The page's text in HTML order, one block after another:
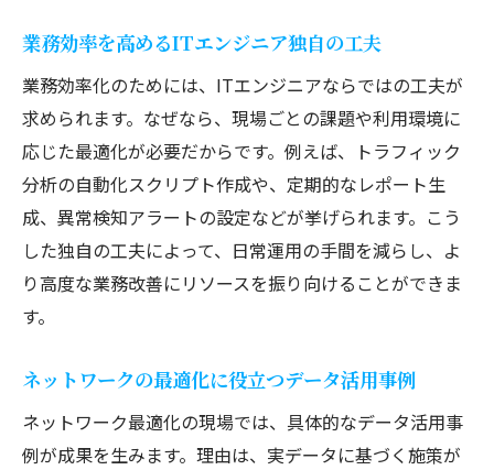
業務効率を高めるITエンジニア独自の工夫
業務効率化のためには、ITエンジニアならではの工夫が
求められます。なぜなら、現場ごとの課題や利用環境に
応じた最適化が必要だからです。例えば、トラフィック
分析の自動化スクリプト作成や、定期的なレポート生
成、異常検知アラートの設定などが挙げられます。こう
した独自の工夫によって、日常運用の手間を減らし、よ
り高度な業務改善にリソースを振り向けることができま
す。
ネットワークの最適化に役立つデータ活用事例
ネットワーク最適化の現場では、具体的なデータ活用事
例が成果を生みます。理由は、実データに基づく施策が